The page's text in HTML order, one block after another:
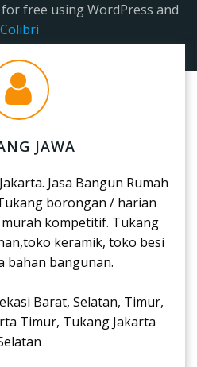
free using WordPress and
Colibri
JAWA
Jasa Bangun Rumah
borongan / harian
kompetitif. Tukang
keramik, toko besi
bahan bangunan.
Barat, Selatan, Timur,
Timur, Tukang Jakarta